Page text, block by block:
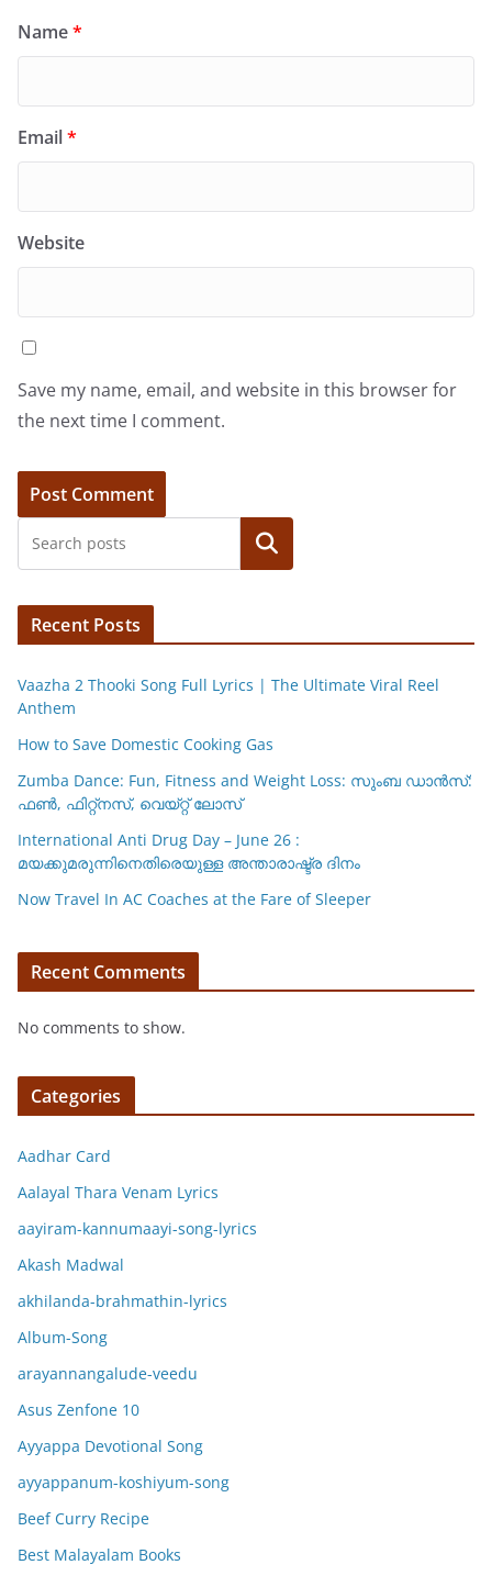
Name*
Email*
Website
Save my name, email, and website in this browser for
the next time I comment.
Search
Recent Posts
Vaazha 2 Thooki Song Full Lyrics | The Ultimate Viral Reel
Anthem
How to Save Domestic Cooking Gas
Zumba Dance: Fun, Fitness and Weight Loss: സുംബ ഡാൻസ്:
ഫണ്‍, ഫിറ്റ്നസ്, വെയ്റ്റ് ലോസ്
International Anti Drug Day – June 26 :
മയക്കുമരുന്നിനെതിരെയുള്ള അന്താരാഷ്ട്ര ദിനം
Now Travel In AC Coaches at the Fare of Sleeper
Recent Comments
No comments to show.
Categories
Aadhar Card
Aalayal Thara Venam Lyrics
aayiram-kannumaayi-song-lyrics
Akash Madwal
akhilanda-brahmathin-lyrics
Album-Song
arayannangalude-veedu
Asus Zenfone 10
Ayyappa Devotional Song
ayyappanum-koshiyum-song
Beef Curry Recipe
Best Malayalam Books